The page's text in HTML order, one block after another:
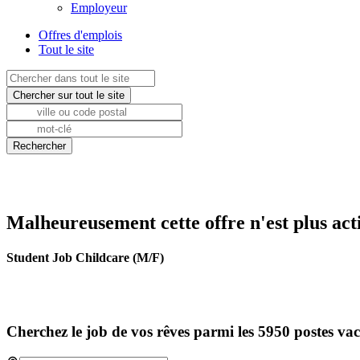
Employeur
Offres d'emplois
Tout le site
Malheureusement cette offre n'est plus
Student Job Childcare (M/F)
Cherchez le job de vos rêves parmi les 5950 postes